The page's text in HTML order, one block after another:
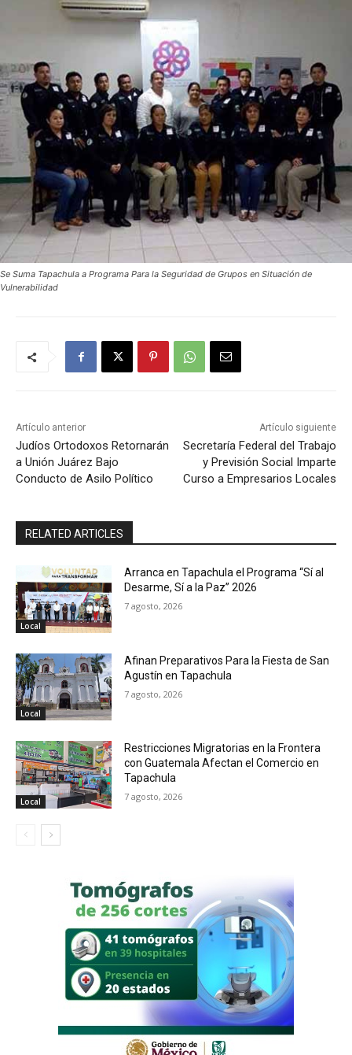
Se Suma Tapachula a Programa Para la Seguridad de Grupos en Situación de
Vulnerabilidad
Artículo anterior
Judíos Ortodoxos Retornarán
a Unión Juárez Bajo
Conducto de Asilo Político
Artículo siguiente
Secretaría Federal del Trabajo
y Previsión Social Imparte
Curso a Empresarios Locales
RELATED ARTICLES
Local
Arranca en Tapachula el Programa “Sí al
Desarme, Sí a la Paz” 2026
7 agosto, 2026
Local
Afinan Preparativos Para la Fiesta de San
Agustín en Tapachula
7 agosto, 2026
Local
Restricciones Migratorias en la Frontera
con Guatemala Afectan el Comercio en
Tapachula
7 agosto, 2026